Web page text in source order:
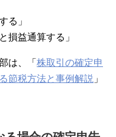
る」
損益通算する」
は、「 株取引の確定申
節税方法と事例解説 」